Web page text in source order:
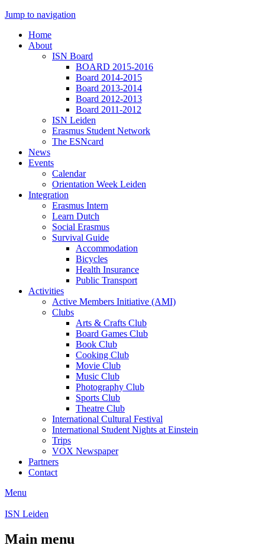
Jump to navigation
Home
About
ISN Board
BOARD 2015-2016
Board 2014-2015
Board 2013-2014
Board 2012-2013
Board 2011-2012
ISN Leiden
Erasmus Student Network
The ESNcard
News
Events
Calendar
Orientation Week Leiden
Integration
Erasmus Intern
Learn Dutch
Social Erasmus
Survival Guide
Accommodation
Bicycles
Health Insurance
Public Transport
Activities
Active Members Initiative (AMI)
Clubs
Arts & Crafts Club
Board Games Club
Book Club
Cooking Club
Movie Club
Music Club
Photography Club
Sports Club
Theatre Club
International Cultural Festival
International Student Nights at Einstein
Trips
VOX Newspaper
Partners
Contact
Menu
ISN Leiden
Main menu